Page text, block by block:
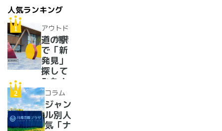
開設い
たしま
した！
人気ランキング
アウトド
ア・体験
道の駅
で「新
発見」
探して
みた！
イベン
トに巨
大グル
メ、ご
コラム
ジャン
ル別人
気「ナ